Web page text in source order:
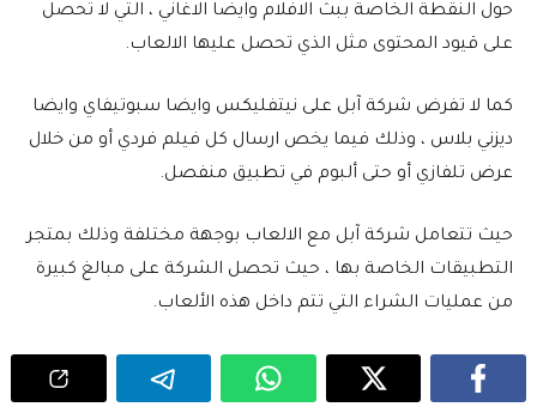
حول النقطة الخاصة ببث الافلام وايضا الاغاني ، التي لا تحصل
على قيود المحتوى مثل الذي تحصل عليها الالعاب.
كما لا تفرض شركة آبل على نيتفليكس وايضا سبوتيفاي وايضا
ديزني بلاس ، وذلك فيما يخص ارسال كل فيلم فردي أو من خلال
عرض تلفازي أو حتى ألبوم في تطبيق منفصل.
حيث تتعامل شركة آبل مع الالعاب بوجهة مختلفة وذلك بمتجر
التطبيقات الخاصة بها ، حيث تحصل الشركة على مبالغ كبيرة
من عمليات الشراء التي تتم داخل هذه الألعاب.